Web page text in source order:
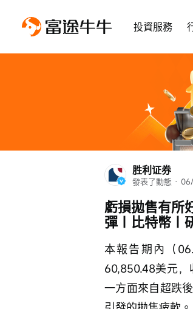
投資服務
胜利证券
發表了動態 ·
虧損拋售有所
彈｜比特幣｜
本報告期內（
60,850.48美元，
一方面來自超跌